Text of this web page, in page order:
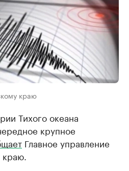
краю
Тихого океана
крупное
Главное управление